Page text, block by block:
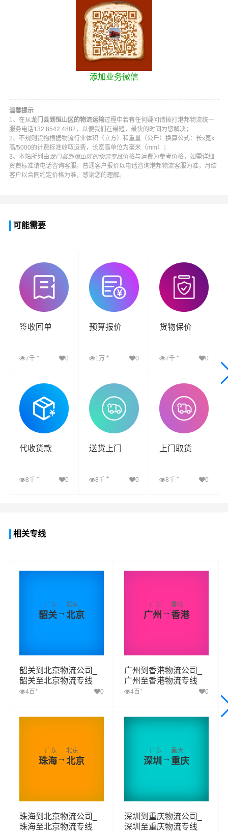
添加业务微信
温馨提示
1、在从龙门县到恒山区的物流运输过程中若有任何疑问请拨打 港邦物流统一
服务电话132 8542 4882 ，以便我们在最短，最快的时间为您解决；
2、不规则货物根据物流行业体积（立方）和重量（公斤）换算公式：长x宽x
高/5000的计费标准收取运费，长宽高单位为毫米（mm）；
3、本站所列由龙门县到恒山区的物流专线价格与运费为参考价格，如需详细
资费标准请电话咨询客服。普通客户报价以电话咨询港邦物流客服为准，月结
客户以合同约定价格为准，感谢您的理解。
可能需要
签收回单
7千 + 0
查看详细
预算报价
1万+ 0
查看详细
货物保价
7千 + 0
查看详细
代收货款
8千 + 0
送货上门
8千+ 0
上门取货
8千 + 0
相关专线
广东
韶关→
北京
北京
韶关到北京物流公司_
韶关至北京物流专线
4百 + 0
广东
广州 →
香港
香港
广州到香港物流公司_
广州至香港物流专线
4百 + 0
广东
珠海→
北京
北京
珠海到北京物流公司_
珠海至北京物流专线
广东
深圳→
重庆
重庆
深圳到重庆物流公司_
深圳至重庆物流专线